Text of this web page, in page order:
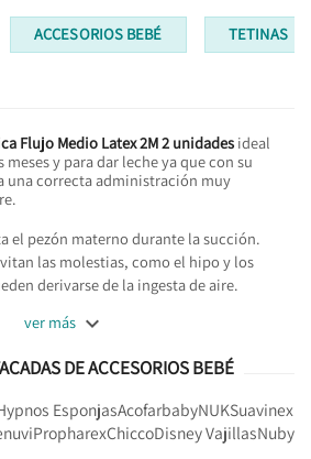
ACCESORIOS BEBÉ TETINAS
Flujo Medio Latex 2M 2 unidades ideal
meses y para dar leche ya que con su
una correcta administración muy
el pezón materno durante la succión.
las molestias, como el hipo y los
derivarse de la ingesta de aire.
ver más 
DE ACCESORIOS BEBÉ
EsponjasAcofarbabyNUKSuavinex
PropharexChiccoDisney VajillasNuby